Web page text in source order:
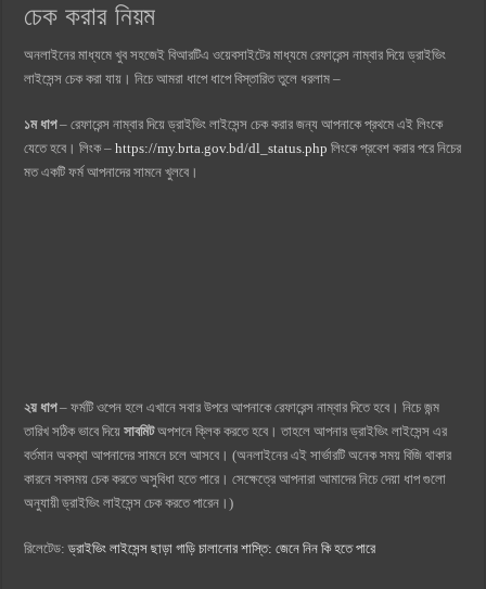
চেক করার নিয়ম
অনলাইনের মাধ্যমে খুব সহজেই বিআরটিএ ওয়েবসাইটের মাধ্যমে রেফারেন্স নাম্বার দিয়ে ড্রাইভিং
লাইসেন্স চেক করা যায়। নিচে আমরা ধাপে ধাপে বিস্তারিত তুলে ধরলাম –
১ম ধাপ– রেফারেন্স নাম্বার দিয়ে ড্রাইভিং লাইসেন্স চেক করার জন্য আপনাকে প্রথমে এই লিংকে
যেতে হবে। লিংক –https://my.brta.gov.bd/dl_status.php লিংকে প্রবেশ করার পরে নিচের
মত একটি ফর্ম আপনাদের সামনে খুলবে।
২য় ধাপ– ফর্মটি ওপেন হলে এখানে সবার উপরে আপনাকে রেফারেন্স নাম্বার দিতে হবে। নিচে জন্ম
তারিখ সঠিক ভাবে দিয়েসাবমিটঅপশনে ক্লিক করতে হবে। তাহলে আপনার ড্রাইভিং লাইসেন্স এর
বর্তমান অবস্থা আপনাদের সামনে চলে আসবে। (অনলাইনের এই সার্ভারটি অনেক সময় বিজি থাকার
কারনে সবসময় চেক করতে অসুবিধা হতে পারে। সেক্ষেত্রে আপনারা আমাদের নিচে দেয়া ধাপ গুলো
অনুযায়ী ড্রাইভিং লাইসেন্স চেক করতে পারেন।)
রিলেটেড:ড্রাইভিং লাইসেন্স ছাড়া গাড়ি চালানোর শাস্তি: জেনে নিন কি হতে পারে